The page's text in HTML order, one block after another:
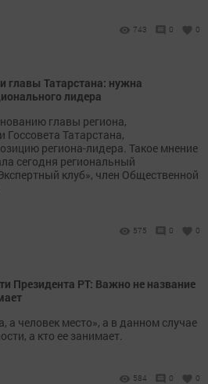
743 0 0
главы Татарстана: нужна
лидера
главы региона,
Татарстана,
региона-лидера. Такое мнение
сегодня региональный
клуб», член Общественной
575 0 0
Президента РТ: Важно не название
а человек место», а в данном случае
а кто ее занимает.
584 0 0